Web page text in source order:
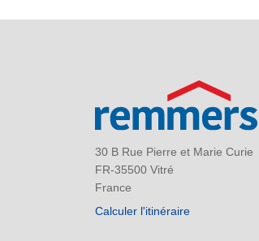
30 B Rue Pierre et Marie Curie
FR-35500 Vitré
France
Calculer l'itinéraire